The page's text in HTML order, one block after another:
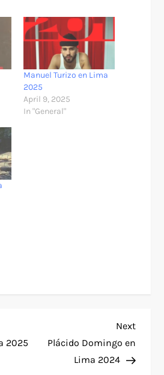
Manuel Turizo en Lima
2025
April 9, 2025
In "General"
2025
Next
Post
Next
Plácido Domingo en
Lima 2024